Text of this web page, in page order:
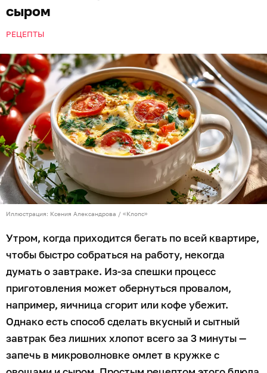
сыром
РЕЦЕПТЫ
Иллюстрация: Ксения Александрова / «Клопс»
Утром, когда приходится бегать по всей квартире,
чтобы быстро собраться на работу, некогда
думать о завтраке. Из-за спешки процесс
приготовления может обернуться провалом,
например, яичница сгорит или кофе убежит.
Однако есть способ сделать вкусный и сытный
завтрак без лишних хлопот всего за 3 минуты —
запечь в микроволновке омлет в кружке с